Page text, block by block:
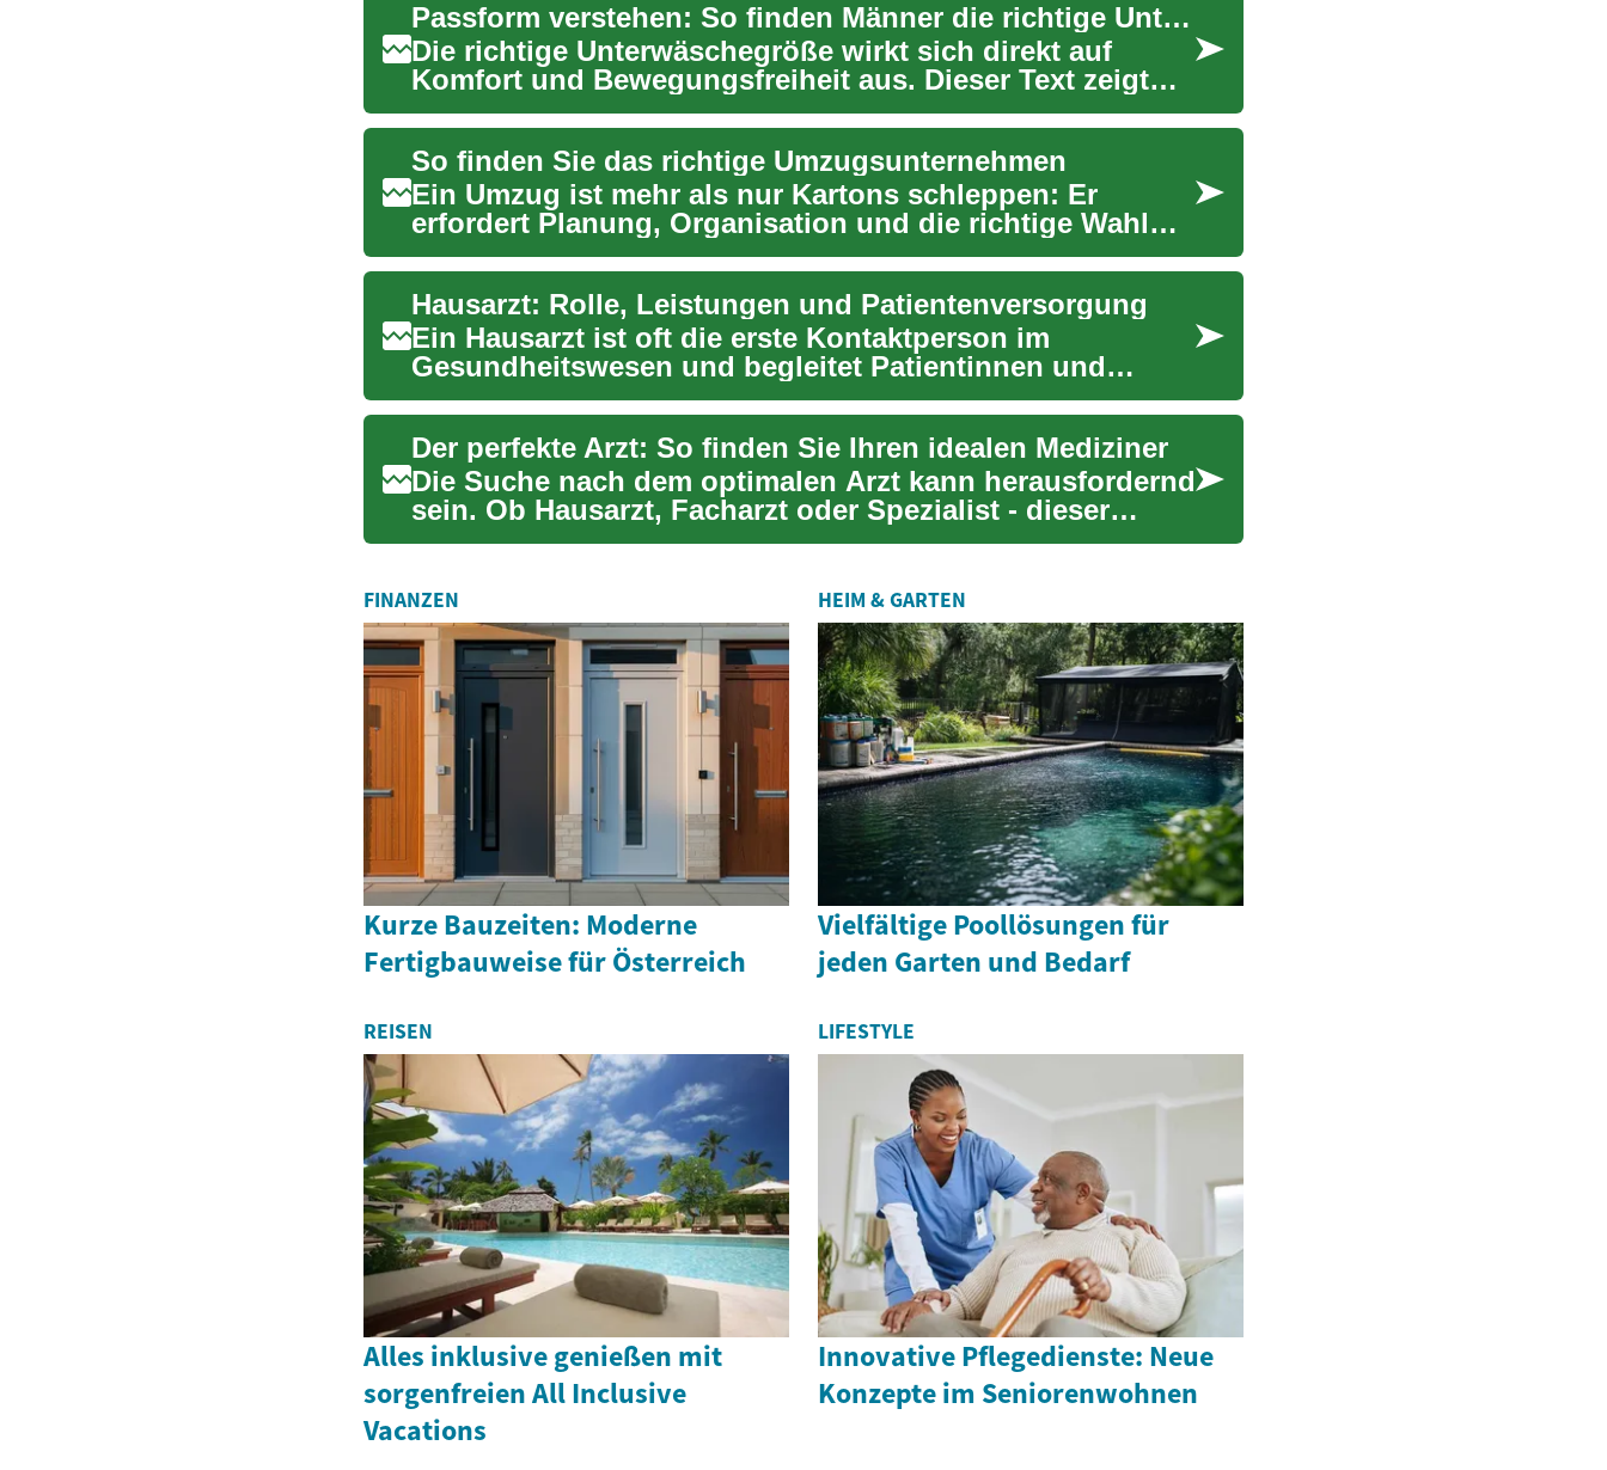
Passform verstehen: So finden Männer die richtige Unterwäschegröße
Die richtige Unterwäschegröße wirkt sich direkt auf
Komfort und Bewegungsfreiheit aus. Dieser Text zeigt
praxisnahe S...
So finden Sie das richtige Umzugsunternehmen
Ein Umzug ist mehr als nur Kartons schleppen: Er
erfordert Planung, Organisation und die richtige Wahl
eines zuverläs...
Hausarzt: Rolle, Leistungen und Patientenversorgung
Ein Hausarzt ist oft die erste Kontaktperson im
Gesundheitswesen und begleitet Patientinnen und
Patienten über viele ...
Der perfekte Arzt: So finden Sie Ihren idealen Mediziner
Die Suche nach dem optimalen Arzt kann herausfordernd
sein. Ob Hausarzt, Facharzt oder Spezialist - dieser
Leitfaden ...
FINANZEN
Kurze Bauzeiten: Moderne
Fertigbauweise für Österreich
HEIM & GARTEN
Vielfältige Poollösungen für
jeden Garten und Bedarf
REISEN
Alles inklusive genießen mit
sorgenfreien All Inclusive
Vacations
LIFESTYLE
Innovative Pflegedienste: Neue
Konzepte im Seniorenwohnen